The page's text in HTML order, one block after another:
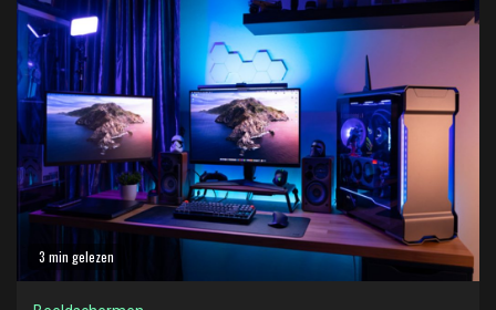
3 min gelezen